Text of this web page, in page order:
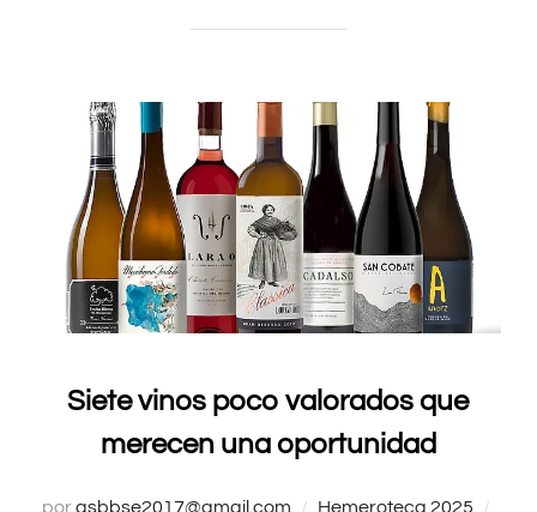
Siete vinos poco valorados que
merecen una oportunidad
porasbbse2017@gmail.com Hemeroteca 2025